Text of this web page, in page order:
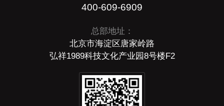
400-609-6909
总部地址：
北京市海淀区唐家岭路
弘祥1989科技文化产业园8号楼F2